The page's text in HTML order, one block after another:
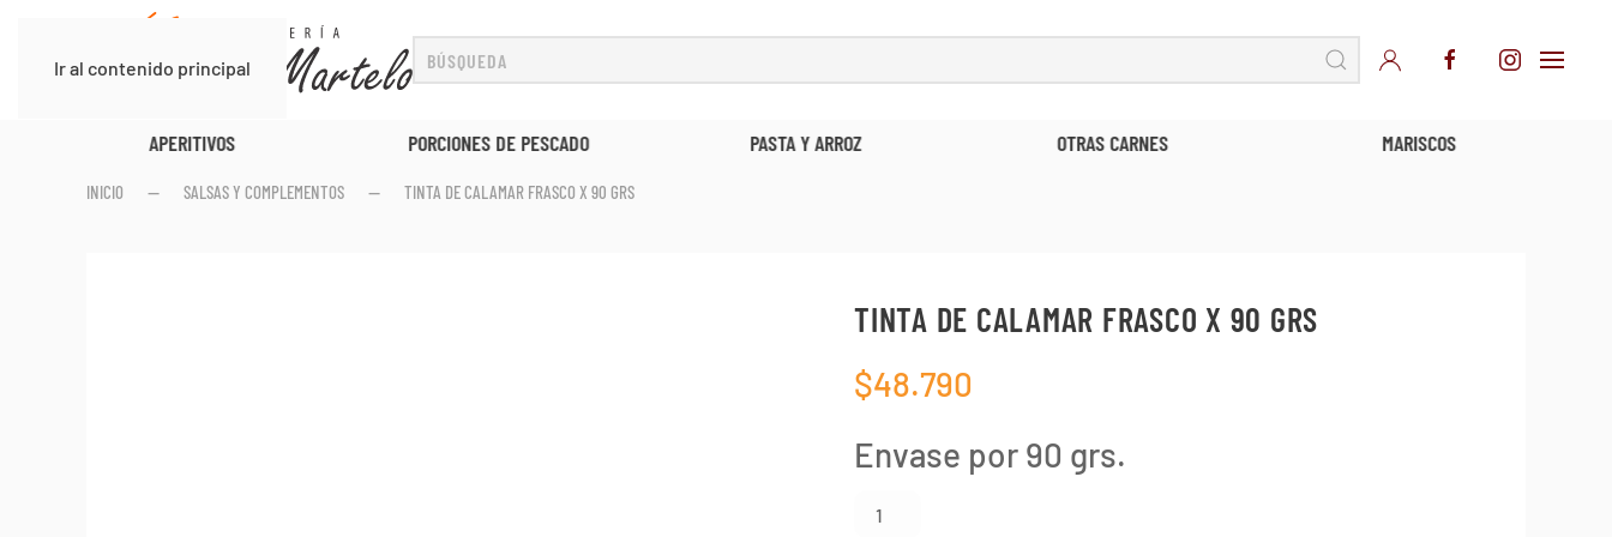
Ir al contenido principal
APERITIVOS PORCIONES DE PESCADO PASTA Y ARROZ OTRAS CARNES MARISCOS
INICIO SALSAS Y COMPLEMENTOS TINTA DE CALAMAR FRASCO X 90 GRS
TINTA DE CALAMAR FRASCO X 90 GRS
$48.790
Envase por 90 grs.